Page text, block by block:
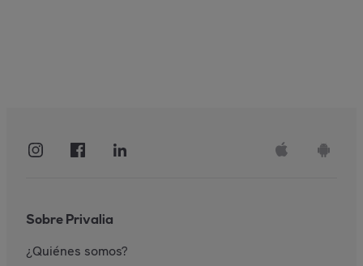
Sobre Privalia
¿Quiénes somos?